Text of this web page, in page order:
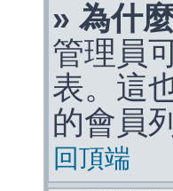
» 為什
管理員
表。這
的會員
回頂端